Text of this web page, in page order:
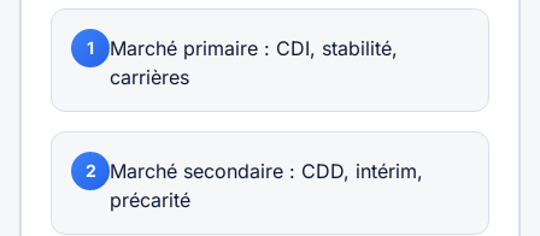
1
Marché primaire : CDI, stabilité,
carrières
2
Marché secondaire : CDD, intérim,
précarité